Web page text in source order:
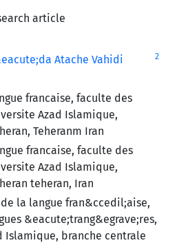
article
Atache Vahidi 2
francaise, faculte des
Azad Islamique,
Teheranm Iran
francaise, faculte des
Azad Islamique,
teheran, Iran
la langue fran&ccedil;aise,
&eacute;trang&egrave;res,
Islamique, branche centrale